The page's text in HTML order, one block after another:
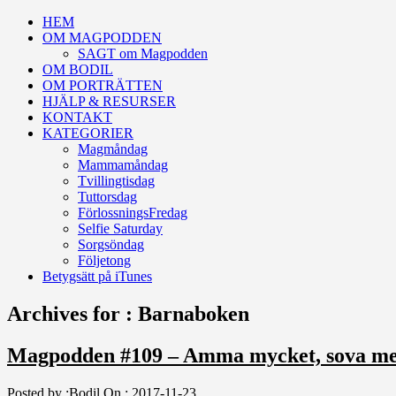
HEM
OM MAGPODDEN
SAGT om Magpodden
OM BODIL
OM PORTRÄTTEN
HJÄLP & RESURSER
KONTAKT
KATEGORIER
Magmåndag
Mammamåndag
Tvillingtisdag
Tuttorsdag
FörlossningsFredag
Selfie Saturday
Sorgsöndag
Följetong
Betygsätt på iTunes
Archives for : Barnaboken
Magpodden #109 – Amma mycket, sova
Posted by :Bodil On : 2017-11-23